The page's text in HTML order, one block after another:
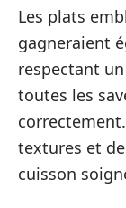
Les plats
gagneraient
respectant
toutes les
textures et
cuisson